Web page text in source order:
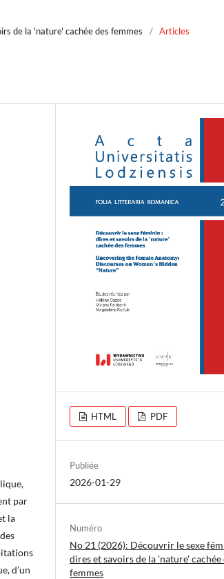
de la 'nature' cachée des femmes / Articles
par
la
d’un
HTML PDF
Publiée
2026-01-29
Numéro
No 21 (2026): Découvrir le sexe
dires et savoirs de la 'nature' cachée
femmes